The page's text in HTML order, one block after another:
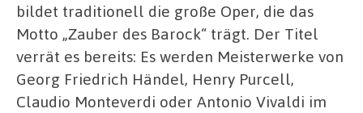
bildet traditionell die große Oper, die das
Motto „Zauber des Barock“ trägt. Der Titel
verrät es bereits: Es werden Meisterwerke von
Georg Friedrich Händel, Henry Purcell,
Claudio Monteverdi oder Antonio Vivaldi im